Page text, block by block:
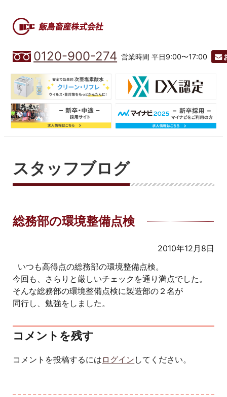
0120-900-274 営業時間 平日9:00〜17:00
スタッフブログ
総務部の環境整備点検
2010年12月8日
いつも高得点の総務部の環境整備点検。
今回も、さらりと厳しいチェックを通り満点でした。
そんな総務部の環境整備点検に製造部の２名が
同行し、勉強をしました。
コメントを残す
コメントを投稿するには ログイン してください。